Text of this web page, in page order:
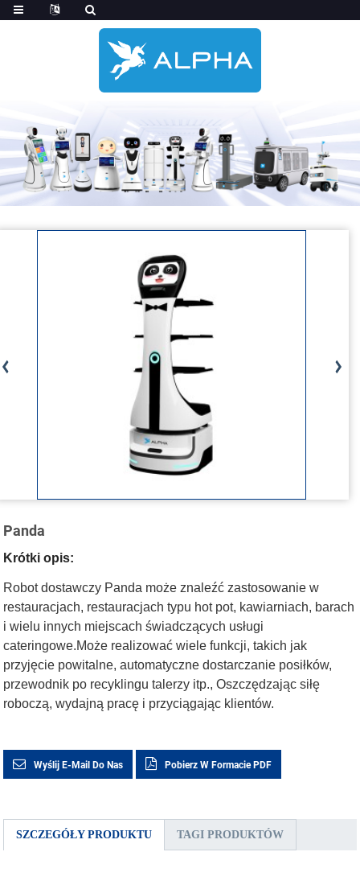
Panda
Krótki opis:
Robot dostawczy Panda może znaleźć zastosowanie w
restauracjach, restauracjach typu hot pot, kawiarniach, barach
i wielu innych miejscach świadczących usługi
cateringowe.Może realizować wiele funkcji, takich jak
przyjęcie powitalne, automatyczne dostarczanie posiłków,
przewodnik po recyklingu talerzy itp., Oszczędzając siłę
roboczą, wydajną pracę i przyciągając klientów.
Wyślij E-Mail Do Nas Pobierz W Formacie PDF
SZCZEGÓŁY PRODUKTU TAGI PRODUKTÓW